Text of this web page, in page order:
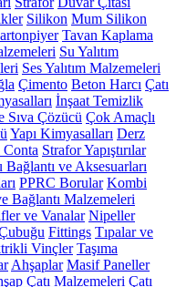
Silikon Mum Silikon
Tavan Kaplama
Su Yalıtım
Ses Yalıtım Malzemeleri
Çimento Beton Harcı Çatı
İnşaat Temizlik
Sıva Çözücü Çok Amaçlı
Yapı Kimyasalları Derz
Conta Strafor Yapıştırılar
Bağlantı ve Aksesuarları
PPRC Borular Kombi
Bağlantı Malzemeleri
ve Vanalar Nipeller
Fittings Tıpalar ve
Vinçler Taşıma
Ahşaplar Masif Paneller
Çatı Malzemeleri Çatı